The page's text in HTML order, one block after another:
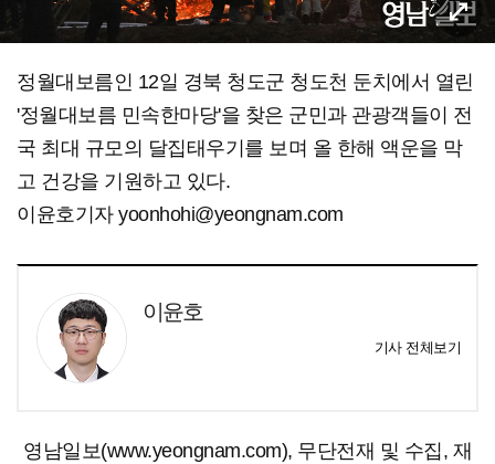
정월대보름인 12일 경북 청도군 청도천 둔치에서 열린
'정월대보름 민속한마당'을 찾은 군민과 관광객들이 전
국 최대 규모의 달집태우기를 보며 올 한해 액운을 막
고 건강을 기원하고 있다.
이윤호기자 yoonhohi@yeongnam.com
이윤호
기사 전체보기
영남일보(www.yeongnam.com), 무단전재 및 수집, 재